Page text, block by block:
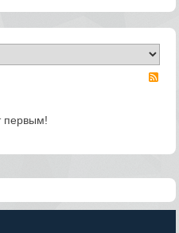
первым!